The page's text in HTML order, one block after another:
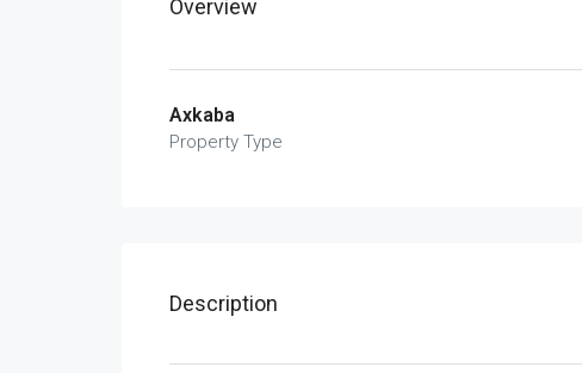
Overview
Axkaba
Property Type
Description